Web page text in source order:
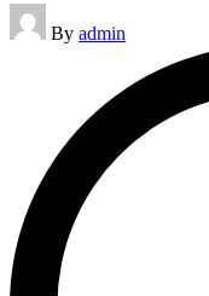
Posted
by
By admin